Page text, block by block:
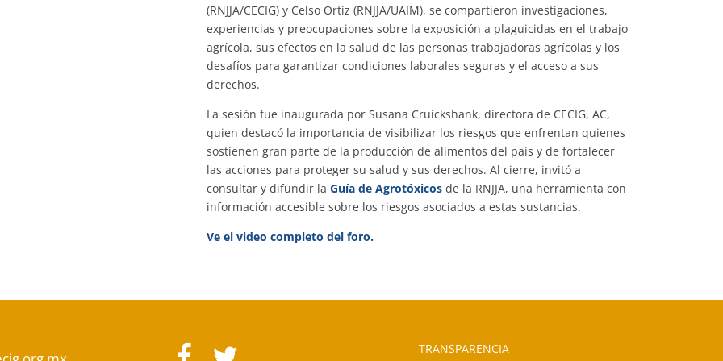
(RNJJA/CECIG) y Celso Ortiz (RNJJA/UAIM), se compartieron investigaciones,
experiencias y preocupaciones sobre la exposición a plaguicidas en el trabajo
agrícola, sus efectos en la salud de las personas trabajadoras agrícolas y los
desafíos para garantizar condiciones laborales seguras y el acceso a sus
derechos.
La sesión fue inaugurada por Susana Cruickshank, directora de CECIG, AC,
quien destacó la importancia de visibilizar los riesgos que enfrentan quienes
sostienen gran parte de la producción de alimentos del país y de fortalecer
las acciones para proteger su salud y sus derechos. Al cierre, invitó a
consultar y difundir la Guía de Agrotóxicosde la RNJJA, una herramienta con
información accesible sobre los riesgos asociados a estas sustancias.
Ve el video completo del foro.
TRANSPARENCIA